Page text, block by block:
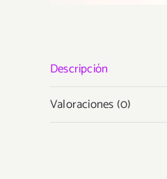
Descripción
Valoraciones (0)